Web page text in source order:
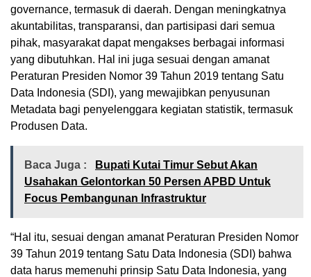
governance, termasuk di daerah. Dengan meningkatnya
akuntabilitas, transparansi, dan partisipasi dari semua
pihak, masyarakat dapat mengakses berbagai informasi
yang dibutuhkan. Hal ini juga sesuai dengan amanat
Peraturan Presiden Nomor 39 Tahun 2019 tentang Satu
Data Indonesia (SDI), yang mewajibkan penyusunan
Metadata bagi penyelenggara kegiatan statistik, termasuk
Produsen Data.
Baca Juga :
Bupati Kutai Timur Sebut Akan
Usahakan Gelontorkan 50 Persen APBD Untuk
Focus Pembangunan Infrastruktur
“Hal itu, sesuai dengan amanat Peraturan Presiden Nomor
39 Tahun 2019 tentang Satu Data Indonesia (SDI) bahwa
data harus memenuhi prinsip Satu Data Indonesia, yang